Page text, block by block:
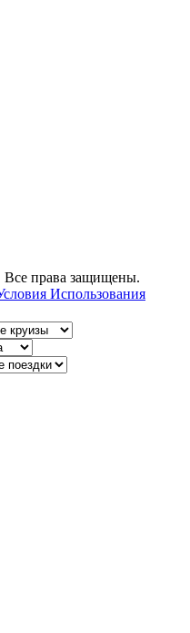
права защищены.
Использования